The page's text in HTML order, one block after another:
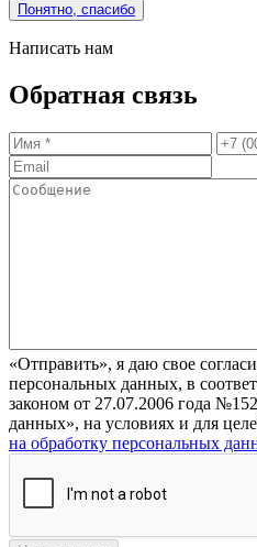
Понятно, спасибо
Написать нам
Обратная связь
«Отправить», я даю свое
персональных данных, в
законом от 27.07.2006 года
данных», на условиях и для
на обработку персональных